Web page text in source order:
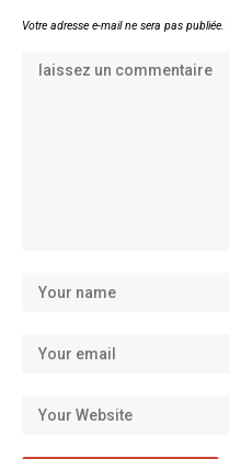
Votre adresse e-mail ne sera pas publiée.